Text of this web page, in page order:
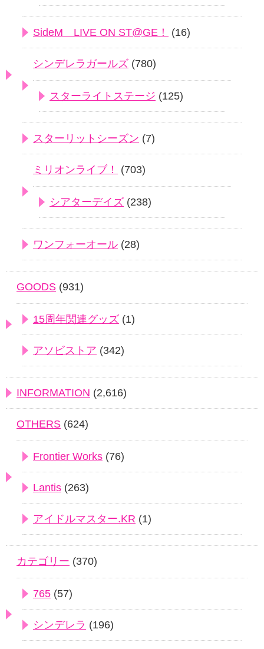
SideM LIVE ON ST@GE！ (16)
シンデレラガールズ (780)
スターライトステージ (125)
スターリットシーズン (7)
ミリオンライブ！ (703)
シアターデイズ (238)
ワンフォーオール (28)
GOODS (931)
15周年関連グッズ (1)
アソビストア (342)
INFORMATION (2,616)
OTHERS (624)
Frontier Works (76)
Lantis (263)
アイドルマスター.KR (1)
カテゴリー (370)
765 (57)
シンデレラ (196)